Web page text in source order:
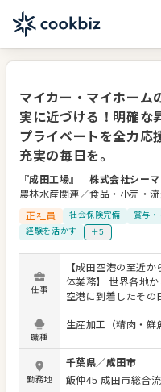
マイカー・マイホーム
実に近づける！明確な
プライベートを全力応
充実の毎日を。
『成田工場』 ｜株式会社シーマ
農林水産関連／食品・小売・流
正社員
社会保険完備 賞与・
経験を活かす
＋5
仕事
【成田空港の至近
体業務】 世界各地
空港に到着したその
座に受け入れ、専用
業務をお任せします
技術を習得できま
送され、翌日には店
「スピード」と「鮮度
職種
生産加工（精肉・鮮
勤務地
千葉県／成田市
飯仲45 成田市総合